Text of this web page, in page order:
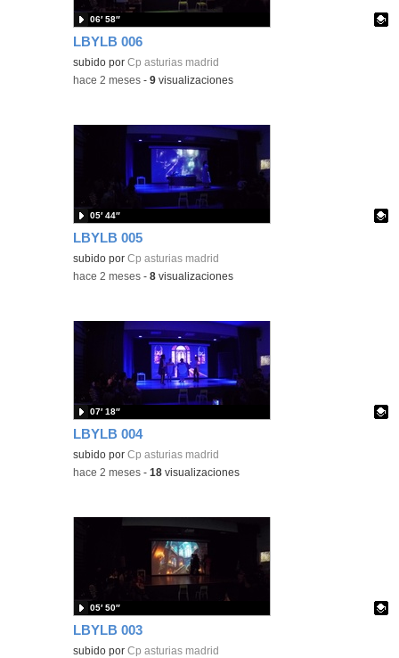
LBYLB 006
Contenido educativo.
subido porCp asturias madrid
06′ 58″
-hace 2 meses -9 visualizaciones
LBYLB 005
Contenido educativo.
subido porCp asturias madrid
05′ 44″
-hace 2 meses -8 visualizaciones
LBYLB 004
Contenido educativo.
subido porCp asturias madrid
07′ 18″
-hace 2 meses -18 visualizaciones
LBYLB 003
Contenido educativo.
subido porCp asturias madrid
05′ 50″